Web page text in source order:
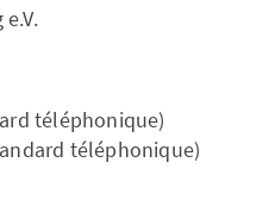
téléphonique)
téléphonique)